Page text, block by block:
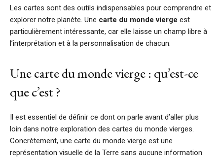
Les cartes sont des outils indispensables pour comprendre et
explorer notre planète. Une carte du monde vierge est
particulièrement intéressante, car elle laisse un champ libre à
l’interprétation et à la personnalisation de chacun.
Une carte du monde vierge : qu’est-ce
que c’est ?
Il est essentiel de définir ce dont on parle avant d’aller plus
loin dans notre exploration des cartes du monde vierges.
Concrètement, une carte du monde vierge est une
représentation visuelle de la Terre sans aucune information